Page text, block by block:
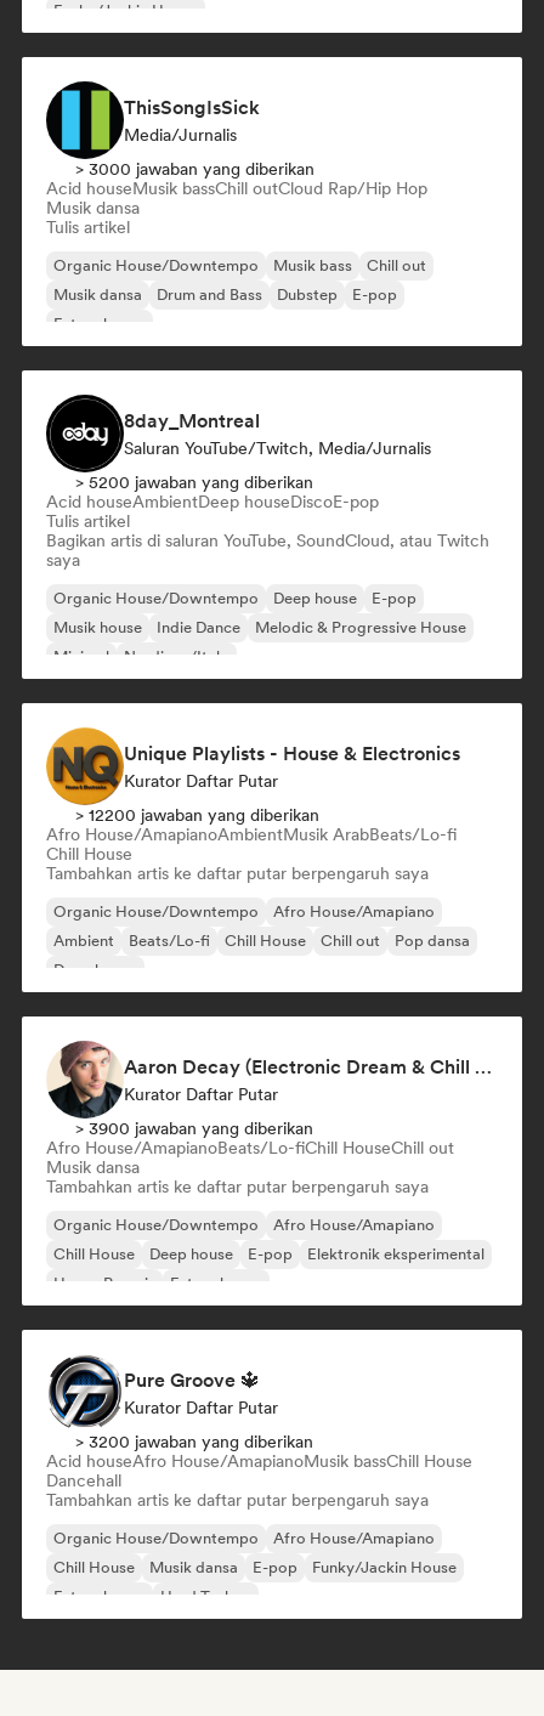
Funky/Jackin House
ThisSongIsSick
Media/Jurnalis
> 3000 jawaban yang diberikan
Acid houseMusik bassChill outCloud Rap/Hip Hop
Musik dansa
Tulis artikel
Organic House/Downtempo Musik bass
Chill out
Musik dansa
Drum and Bass Dubstep
E-pop
Future house
8day_Montreal
Saluran YouTube/Twitch, Media/Jurnalis
> 5200 jawaban yang diberikan
Acid houseAmbientDeep houseDiscoE-pop
Tulis artikel
Bagikan artis di saluran YouTube, SoundCloud, atau Twitch
saya
Organic House/Downtempo Deep house
E-pop
Musik house
Indie Dance
Melodic & Progressive House
Minimal
Nu-disco/Italo
Unique Playlists - House & Electronics
Kurator Daftar Putar
> 12200 jawaban yang diberikan
Afro House/AmapianoAmbientMusik ArabBeats/Lo-fi
Chill House
Tambahkan artis ke daftar putar berpengaruh saya
Organic House/Downtempo
Afro House/Amapiano
Ambient
Beats/Lo-fi Chill House Chill out
Pop dansa
Deep house
Aaron Decay (Electronic Dream & Chill Electronic Dream playlists)
Kurator Daftar Putar
> 3900 jawaban yang diberikan
Afro House/AmapianoBeats/Lo-fiChill HouseChill out
Musik dansa
Tambahkan artis ke daftar putar berpengaruh saya
Organic House/Downtempo
Afro House/Amapiano
Chill House
Deep house E-pop
Elektronik eksperimental
House Prancis
Future house
Pure Groove 🔱
Kurator Daftar Putar
> 3200 jawaban yang diberikan
Acid houseAfro House/AmapianoMusik bassChill House
Dancehall
Tambahkan artis ke daftar putar berpengaruh saya
Organic House/Downtempo
Afro House/Amapiano
Chill House
Musik dansa E-pop
Funky/Jackin House
Future house
Hard Techno